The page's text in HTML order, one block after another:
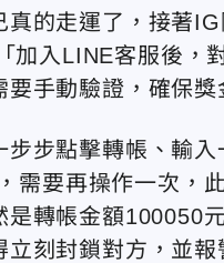
的走運了，接著IG
加入LINE客服後，
手動驗證，確保獎
步點擊轉帳、輸
需要再操作一次，
轉帳金額100050
刻封鎖對方，並報